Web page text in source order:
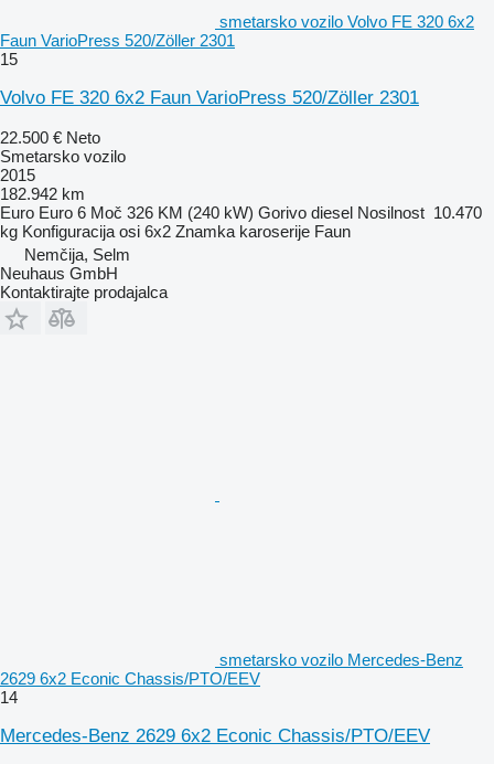
smetarsko vozilo Volvo FE 320 6x2
Faun VarioPress 520/Zöller 2301
15
Volvo FE 320 6x2 Faun VarioPress 520/Zöller 2301
22.500 € Neto
Smetarsko vozilo
2015
182.942 km
Euro Euro 6 Moč 326 KM (240 kW) Gorivo diesel Nosilnost 10.470
kg Konfiguracija osi 6x2 Znamka karoserije Faun
Nemčija, Selm
Neuhaus GmbH
Kontaktirajte prodajalca
smetarsko vozilo Mercedes-Benz
2629 6x2 Econic Chassis/PTO/EEV
14
Mercedes-Benz 2629 6x2 Econic Chassis/PTO/EEV